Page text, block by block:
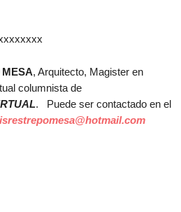
, Arquitecto, Magister en
columnista de
. Puede ser contactado en el